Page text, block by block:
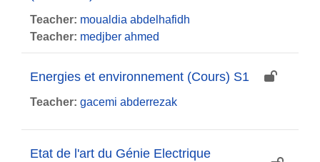
Teacher: moualdia abdelhafidh
Teacher: medjber ahmed
Energies et environnement (Cours) S1
Teacher: gacemi abderrezak
Etat de l'art du Génie Electrique